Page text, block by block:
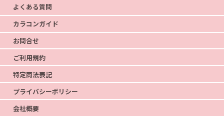
よくある質問
カラコンガイド
お問合せ
ご利用規約
特定商法表記
プライバシーポリシー
会社概要